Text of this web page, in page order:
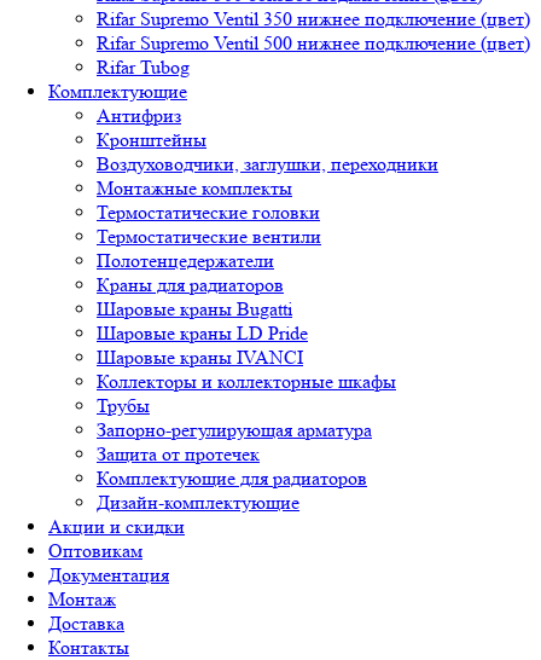
Rifar Supremo Ventil 350 нижнее подключение (цвет)
Rifar Supremo Ventil 500 нижнее подключение (цвет)
Rifar Tubog
Комплектующие
Антифриз
Кронштейны
Воздуховодчики, заглушки, переходники
Монтажные комплекты
Термостатические головки
Термостатические вентили
Полотенцедержатели
Краны для радиаторов
Шаровые краны Bugatti
Шаровые краны LD Pride
Шаровые краны IVANCI
Коллекторы и коллекторные шкафы
Трубы
Запорно-регулирующая арматура
Защита от протечек
Комплектующие для радиаторов
Дизайн-комплектующие
Акции и скидки
Оптовикам
Документация
Монтаж
Доставка
Контакты